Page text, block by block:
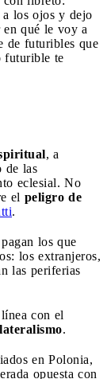
a los ojos y dejo
en qué le voy a
de futuribles que
futurible te
, a
de las
eclesial. No
el peligro de
.
los que
los extranjeros,
las periferias
con el
.
en Polonia,
opuesta con